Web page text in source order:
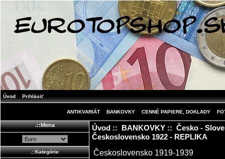
Úvod Prihlásiť
ANTIKVARIÁT BANKOVKY CENNÉ PAPIERE, DOKLADY
.::Mena
.::Kategórie
Úvod:: BANKOVKY:: Česko -
Československo 1922 - REPLIKA
Československo 1919-1939